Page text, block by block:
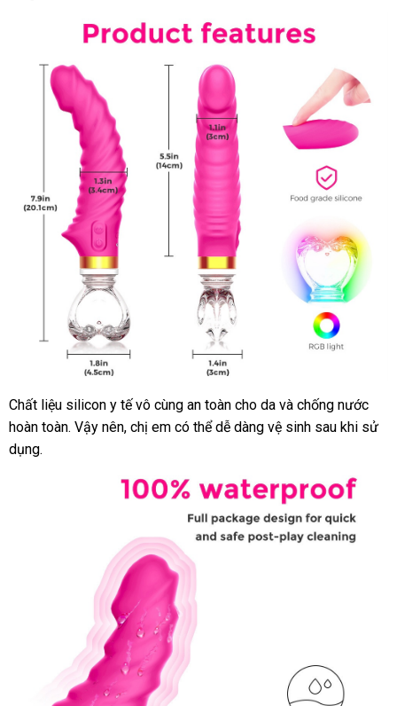
Dương
vật
giả
Chất liệu silicon y tế vô cùng an toàn cho da trung
tâm
và chống nước
hoàn toànĐức
. Vậy nênhàng
, chị em sử
có thể dễ dàng vệ sinh sau khi sử
dụng.